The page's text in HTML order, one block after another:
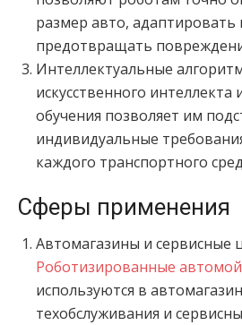
размер авто,
предотвращать
Интеллектуальные
искусственного
обучения позволяет им
индивидуальные
каждого транспортного
Сферы применения
Автомагазины и сервисные
Роботизированные
используются в
техобслуживания и